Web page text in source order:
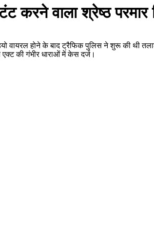
करने वाला श्रेष्ठ परमार
वायरल होने के बाद ट्रैफिक पुलिस ने शुरू की थी
की गंभीर धाराओं में केस दर्ज।